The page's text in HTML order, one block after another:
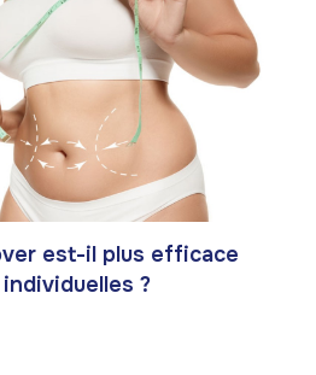
est-il plus efficace
?